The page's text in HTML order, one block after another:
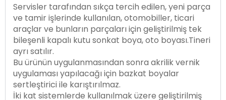
Servisler tarafından sıkça tercih edilen, yeni parça
ve tamir işlerinde kullanılan, otomobiller, ticari
araçlar ve bunların parçaları için geliştirilmiş tek
bileşenli kapalı kutu sonkat boya, oto boyası.Tineri
ayrı satılır.
Bu ürünün uygulanmasından sonra akrilik vernik
uygulaması yapılacağı için bazkat boyalar
sertleştirici ile karıştırılmaz.
İki kat sistemlerde kullanılmak üzere geliştirilmiş